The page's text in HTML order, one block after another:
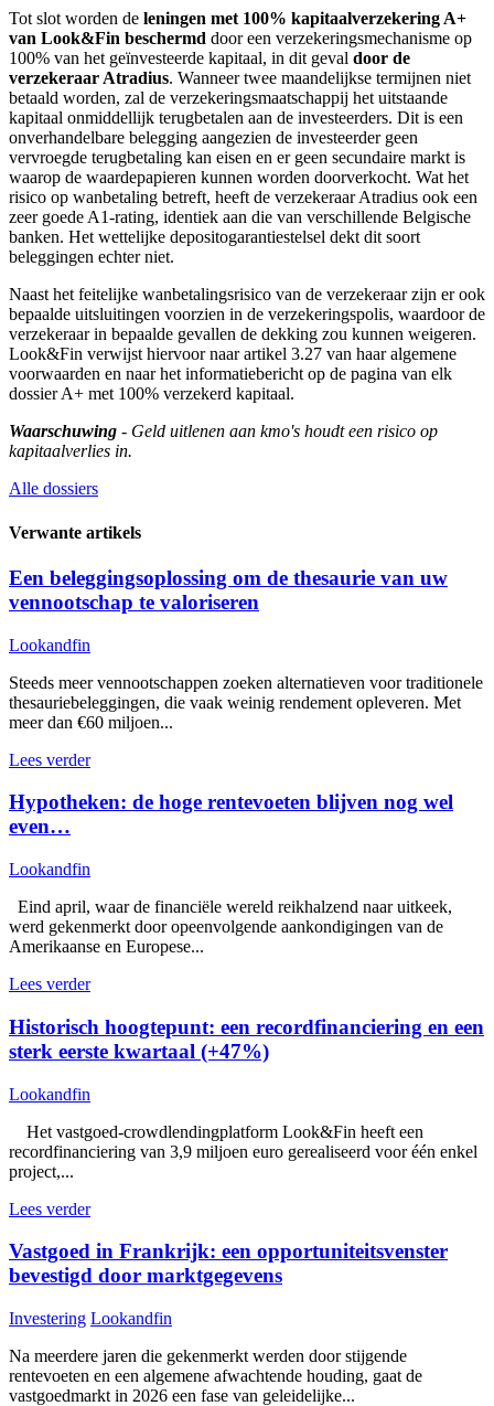
Tot slot worden de leningen met 100% kapitaalverzekering A+
van Look&Fin beschermd door een verzekeringsmechanisme op
100% van het geïnvesteerde kapitaal, in dit geval door de
verzekeraar Atradius. Wanneer twee maandelijkse termijnen niet
betaald worden, zal de verzekeringsmaatschappij het uitstaande
kapitaal onmiddellijk terugbetalen aan de investeerders. Dit is een
onverhandelbare belegging aangezien de investeerder geen
vervroegde terugbetaling kan eisen en er geen secundaire markt is
waarop de waardepapieren kunnen worden doorverkocht. Wat het
risico op wanbetaling betreft, heeft de verzekeraar Atradius ook een
zeer goede A1-rating, identiek aan die van verschillende Belgische
banken. Het wettelijke depositogarantiestelsel dekt dit soort
beleggingen echter niet.
Naast het feitelijke wanbetalingsrisico van de verzekeraar zijn er ook
bepaalde uitsluitingen voorzien in de verzekeringspolis, waardoor de
verzekeraar in bepaalde gevallen de dekking zou kunnen weigeren.
Look&Fin verwijst hiervoor naar artikel 3.27 van haar algemene
voorwaarden en naar het informatiebericht op de pagina van elk
dossier A+ met 100% verzekerd kapitaal.
Waarschuwing - Geld uitlenen aan kmo's houdt een risico op
kapitaalverlies in.
Alle dossiers
Verwante artikels
Een beleggingsoplossing om de thesaurie van uw
vennootschap te valoriseren
Lookandfin
Steeds meer vennootschappen zoeken alternatieven voor traditionele
thesauriebeleggingen, die vaak weinig rendement opleveren. Met
meer dan €60 miljoen...
Lees verder
Hypotheken: de hoge rentevoeten blijven nog wel
even…
Lookandfin
Eind april, waar de financiële wereld reikhalzend naar uitkeek,
werd gekenmerkt door opeenvolgende aankondigingen van de
Amerikaanse en Europese...
Lees verder
Historisch hoogtepunt: een recordfinanciering en een
sterk eerste kwartaal (+47%)
Lookandfin
Het vastgoed-crowdlendingplatform Look&Fin heeft een
recordfinanciering van 3,9 miljoen euro gerealiseerd voor één enkel
project,...
Lees verder
Vastgoed in Frankrijk: een opportuniteitsvenster
bevestigd door marktgegevens
Investering Lookandfin
Na meerdere jaren die gekenmerkt werden door stijgende
rentevoeten en een algemene afwachtende houding, gaat de
vastgoedmarkt in 2026 een fase van geleidelijke...